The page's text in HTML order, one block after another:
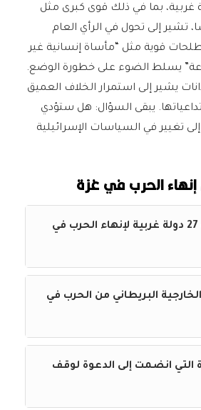
إدانة 27 دولة غربية، بما في ذلك قوى كبرى مثل
تشير إلى تحول في الرأي العام
قوية مثل “مأساة إنسانية غير
يسلط الضوء على خطورة الوضع.
يشير إلى استمرار الخلاف العميق
يبقى السؤال: هل ستؤدي
تغيير في السياسات الإسرائيلية
الحرب في غزة
ما هو سبب دعوة 27 دولة غربية لإنهاء الحرب في
البريطاني من الحرب في
التي انضمت إلى الدعوة لوقف